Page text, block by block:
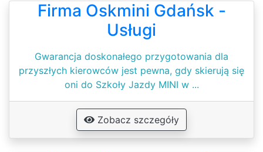
Firma Oskmini Gdańsk -
Usługi
Gwarancja doskonałego przygotowania dla
przyszłych kierowców jest pewna, gdy skierują się
oni do Szkoły Jazdy MINI w ...
Zobacz szczegóły